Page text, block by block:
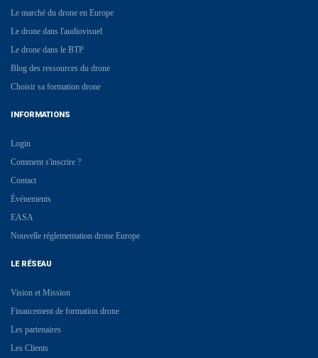
Le marché du drone en Europe
Le drone dans l'audiovisuel
Le drone dans le BTP
Blog des ressources du drone
Choisir sa formation drone
INFORMATIONS
Login
Comment s'inscrire ?
Contact
Événements
EASA
Nouvelle réglementation drone Europe
LE RÉSEAU
Vision et Mission
Financement de formation drone
Les partenaires
Les Clients